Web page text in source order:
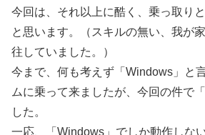
今回は、それ以上に酷く、乗っ取り
と思います。（スキルの無い、我が
往していました。）
今まで、何も考えず「Windows」と
ムに乗って来ましたが、今回の件で
した。
一応、「Windows」でしか動作しな